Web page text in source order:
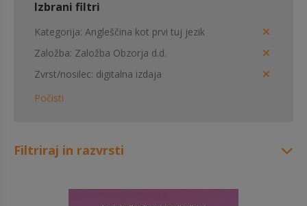
Izbrani filtri
Kategorija Angleščina kot prvi tuj jezik
Založba Založba Obzorja d.d.
Zvrst/nosilec digitalna izdaja
Počisti
Filtriraj in razvrsti